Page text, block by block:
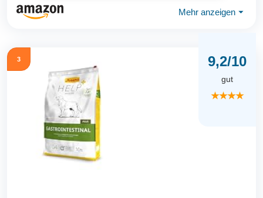
Mehr anzeigen ⏷
3 9,2/10
gut
★★★★